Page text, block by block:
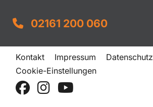
02161 200 060
Kontakt Impressum
Datenschutz
Cookie-Einstellungen